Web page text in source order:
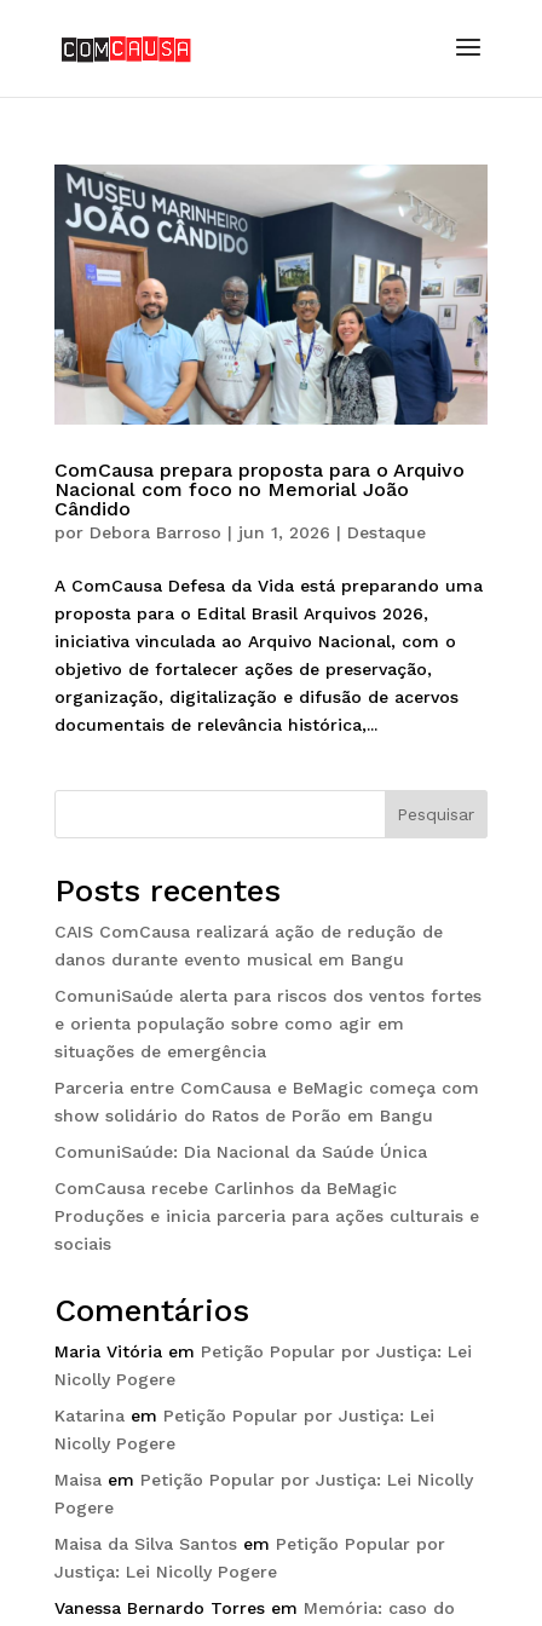
ComCausa prepara proposta para o Arquivo
Nacional com foco no Memorial João
Cândido
por Debora Barroso | jun 1, 2026 | Destaque
A ComCausa Defesa da Vida está preparando uma
proposta para o Edital Brasil Arquivos 2026,
iniciativa vinculada ao Arquivo Nacional, com o
objetivo de fortalecer ações de preservação,
organização, digitalização e difusão de acervos
documentais de relevância histórica,...
Pesquisar
Posts recentes
CAIS ComCausa realizará ação de redução de
danos durante evento musical em Bangu
ComuniSaúde alerta para riscos dos ventos fortes
e orienta população sobre como agir em
situações de emergência
Parceria entre ComCausa e BeMagic começa com
show solidário do Ratos de Porão em Bangu
ComuniSaúde: Dia Nacional da Saúde Única
ComCausa recebe Carlinhos da BeMagic
Produções e inicia parceria para ações culturais e
sociais
Comentários
Maria Vitóriaem Petição Popular por Justiça: Lei
Nicolly Pogere
Katarinaem Petição Popular por Justiça: Lei
Nicolly Pogere
Maisaem Petição Popular por Justiça: Lei Nicolly
Pogere
Maisa da Silva Santosem Petição Popular por
Justiça: Lei Nicolly Pogere
Vanessa Bernardo Torresem Memória: caso do